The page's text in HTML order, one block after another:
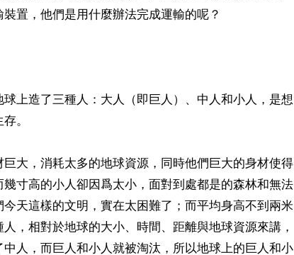
置，他們是用什麼辦法完成運輸的呢？
上造了三種人：大人（即巨人）、中人和小人，是想
。
大，消耗太多的地球資源，同時他們巨大的身材使得
寸高的小人卻因爲太小，面對到處都是的森林和無法
天這樣的文明，實在太困難了；而平均身高不到兩米
，相對於地球的大小、時間、距離與地球資源來講，
人，而巨人和小人就被淘汰，所以地球上的巨人和小